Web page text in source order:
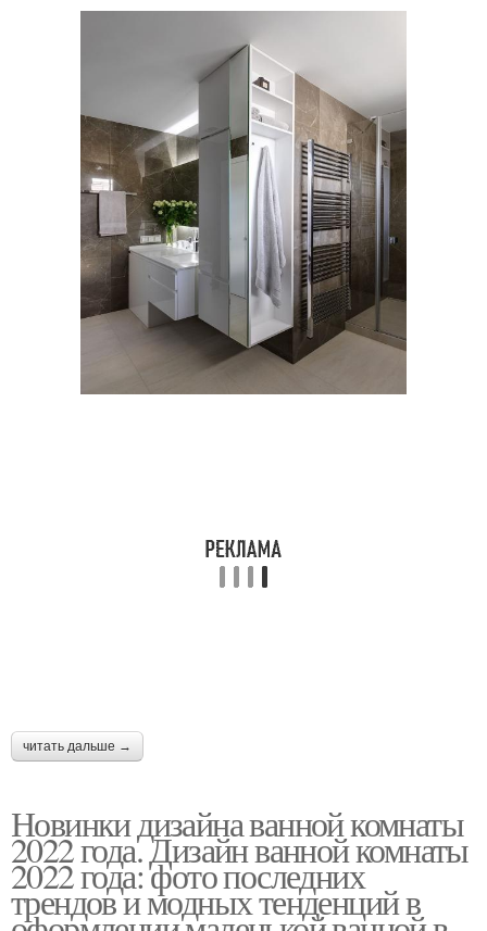
читать дальше →
Новинки дизайна ванной комнаты
2022 года. Дизайн ванной комнаты
2022 года: фото последних
трендов и модных тенденций в